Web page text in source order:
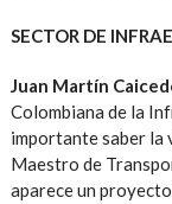
SECTOR DE
Juan Martín
Colombiana de la
importante saber la
Maestro de
aparece un